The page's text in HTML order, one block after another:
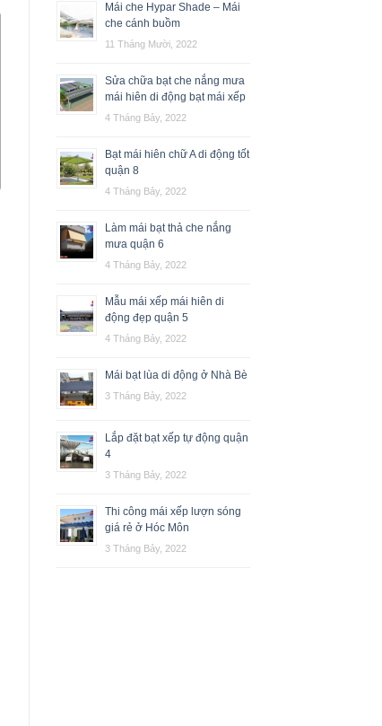
Mái che Hypar Shade – Mái
che cánh buồm
11 Tháng Mười, 2022
Sửa chữa bạt che nắng mưa
mái hiên di động bạt mái xếp
4 Tháng Bảy, 2022
Bạt mái hiên chữ A di động tốt
quận 8
4 Tháng Bảy, 2022
Làm mái bạt thả che nắng
mưa quận 6
4 Tháng Bảy, 2022
Mẫu mái xếp mái hiên di
động đẹp quận 5
4 Tháng Bảy, 2022
Mái bạt lùa di động ở Nhà Bè
3 Tháng Bảy, 2022
Lắp đặt bạt xếp tự động quận
4
3 Tháng Bảy, 2022
Thi công mái xếp lượn sóng
giá rẻ ở Hóc Môn
3 Tháng Bảy, 2022